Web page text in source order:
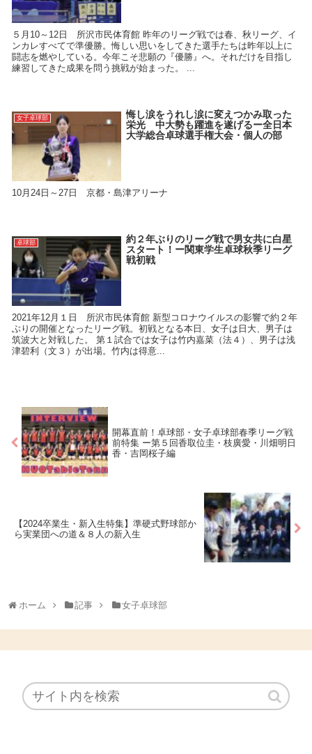
５月10～12日 所沢市民体育館 昨年のリーグ戦では春、秋リーグ、イ
ンカレすべてで準優勝。悔しい思いをしてきた選手たちは昨年以上に
闘志を燃やしている。今年こそ悲願の『優勝』へ。それだけを目指し
練習してきた成果を問う挑戦が始まった。 ...
女子卓球部
悔し涙をうれし涙に変えつかみ取った
栄光 中大勢も躍進を遂げるー全日本
大学総合卓球選手権大会・個人の部
10月24日～27日 京都・島津アリーナ
卓球部
約２年ぶりのリーグ戦で男女共に白星
スタート！ー関東学生卓球秋季リーグ
戦初戦
2021年12月１日 所沢市民体育館 新型コロナウイルスの影響で約２年
ぶりの開催となったリーグ戦。初戦となる本日、女子は日大、男子は
筑波大と対戦した。 第１試合では女子は竹内嘉菜（法４）、男子は浅
津碧利（文３）が出場。竹内は得意...
開幕直前！卓球部・女子卓球部春季リーグ戦
前特集 ー第５回香取位圭・枝廣愛・川畑明日
香・吉岡桜子編
【2024卒業生・新入生特集】準硬式野球部か
ら実業団への道＆８人の新入生
ホーム 記事 女子卓球部